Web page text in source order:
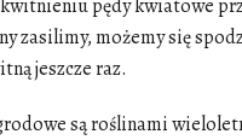
pędy kwiatowe
zasilimy, możemy się
jeszcze raz.
są roślinami